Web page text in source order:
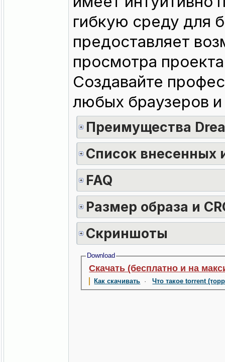
гибкую среду для
предоставляет
просмотра
Создавайте
любых браузеров и
Преимущества
Список внесенных
FAQ
Размер образа и
Скриншоты
Download
Скачать (бесплатно и на
Как скачивать ·Что такое torrent